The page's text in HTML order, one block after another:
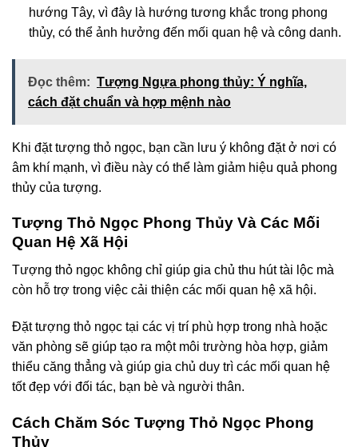
hướng Tây, vì đây là hướng tương khắc trong phong
thủy, có thể ảnh hưởng đến mối quan hệ và công danh.
Đọc thêm: Tượng Ngựa phong thủy: Ý nghĩa,
cách đặt chuẩn và hợp mệnh nào
Khi đặt tượng thỏ ngọc, bạn cần lưu ý không đặt ở nơi có
âm khí mạnh, vì điều này có thể làm giảm hiệu quả phong
thủy của tượng.
Tượng Thỏ Ngọc Phong Thủy Và Các Mối
Quan Hệ Xã Hội
Tượng thỏ ngọc không chỉ giúp gia chủ thu hút tài lộc mà
còn hỗ trợ trong việc cải thiện các mối quan hệ xã hội.
Đặt tượng thỏ ngọc tại các vị trí phù hợp trong nhà hoặc
văn phòng sẽ giúp tạo ra một môi trường hòa hợp, giảm
thiểu căng thẳng và giúp gia chủ duy trì các mối quan hệ
tốt đẹp với đối tác, bạn bè và người thân.
Cách Chăm Sóc Tượng Thỏ Ngọc Phong
Thủy